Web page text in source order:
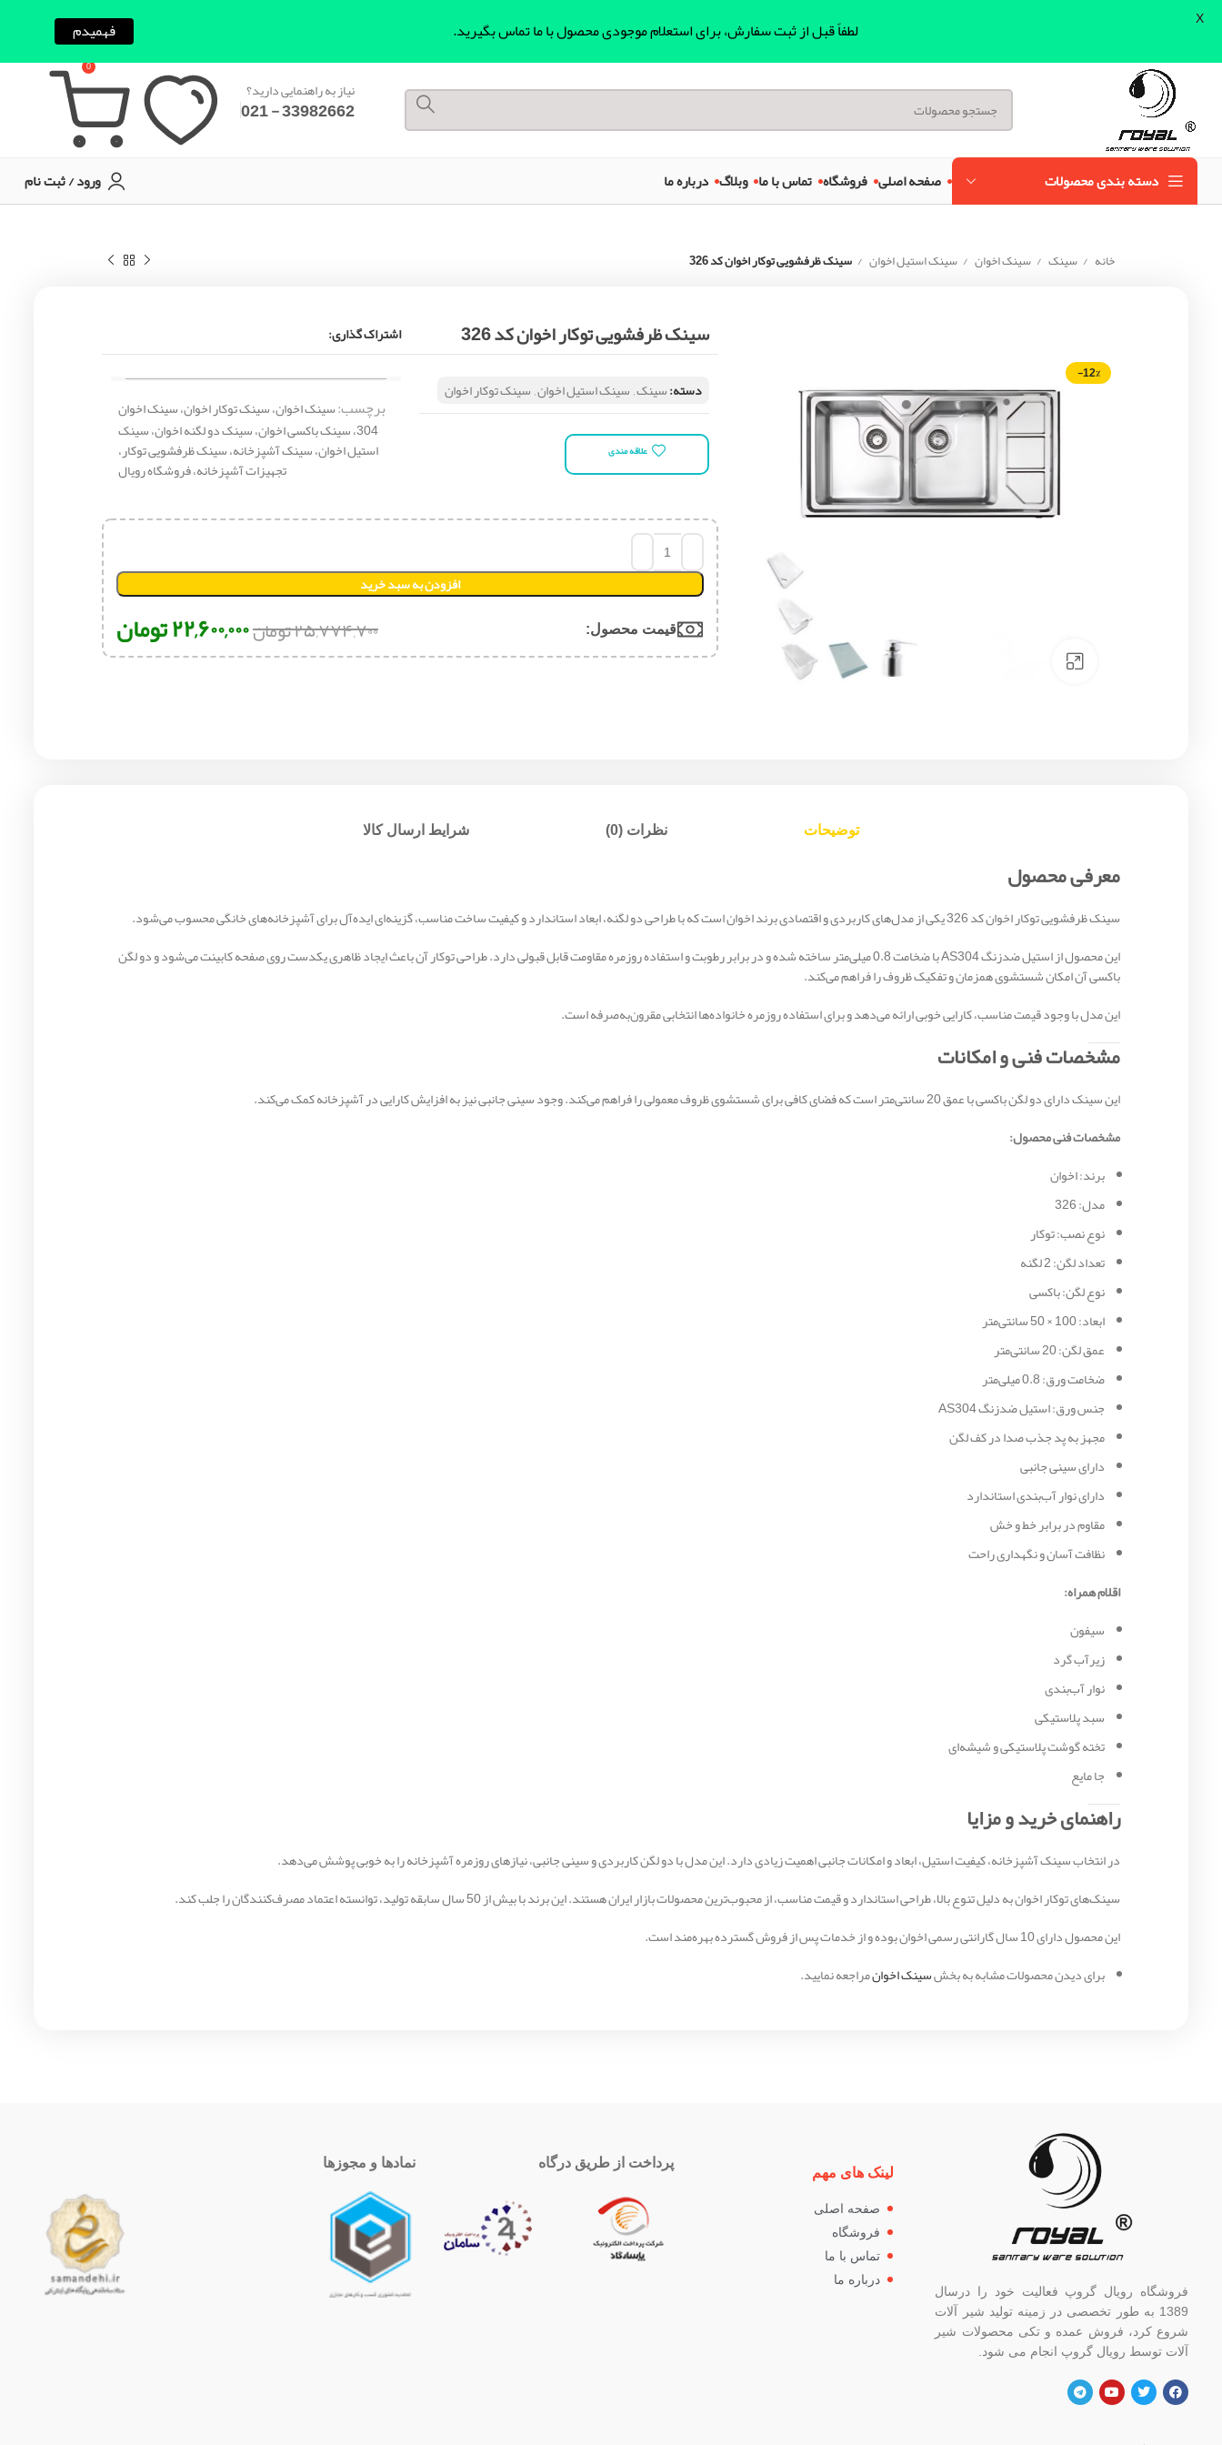
نیاز به راهنمایی دارید؟
33982662 - 021
0
دسته بندی محصولات صفحه اصلی فروشگاه تماس با ما وبلاگ درباره ما ورود / ثبت نام
خانه سینک سینک اخوان سینک استیل اخوان سینک ظرفشویی توکار اخوان کد 326
-12%
سینک ظرفشویی توکار اخوان کد 326 اشتراک گذاری:
دسته:سینک,سینک استیل اخوان,سینک توکار اخوان
علاقه مندی
برچسب:سینک اخوان، سینک توکار اخوان، سینک اخوان
304، سینک باکسی اخوان، سینک دو لگنه اخوان، سینک
استیل اخوان، سینک آشپزخانه، سینک ظرفشویی توکار،
تجهیزات آشپزخانه، فروشگاه رویال
افزودن به سبد خرید
قیمت محصول:​ ۲۵,۷۷۴,۷۰۰تومان۲۲,۶۰۰,۰۰۰تومان
توضیحات نظرات (0) شرایط ارسال کالا
معرفی محصول
سینک ظرفشویی توکار اخوان کد 326 یکی از مدل‌های کاربردی و اقتصادی برند اخوان است که با طراحی دو لگنه، ابعاد استاندارد و کیفیت ساخت مناسب، گزینه‌ای ایده‌آل برای آشپزخانه‌های خانگی محسوب می‌شود.
این محصول از استیل ضدزنگ AS304 با ضخامت 0.8 میلی‌متر ساخته شده و در برابر رطوبت و استفاده روزمره مقاومت قابل قبولی دارد. طراحی توکار آن باعث ایجاد ظاهری یکدست روی صفحه کابینت می‌شود و دو لگن
باکسی آن امکان شستشوی همزمان و تفکیک ظروف را فراهم می‌کند.
این مدل با وجود قیمت مناسب، کارایی خوبی ارائه می‌دهد و برای استفاده روزمره خانواده‌ها انتخابی مقرون‌به‌صرفه است.
مشخصات فنی و امکانات
این سینک دارای دو لگن باکسی با عمق 20 سانتی‌متر است که فضای کافی برای شستشوی ظروف معمولی را فراهم می‌کند. وجود سینی جانبی نیز به افزایش کارایی در آشپزخانه کمک می‌کند.
مشخصات فنی محصول:
برند: اخوان
مدل: 326
نوع نصب: توکار
تعداد لگن: 2 لگنه
نوع لگن: باکسی
ابعاد: 100 × 50 سانتی‌متر
عمق لگن: 20 سانتی‌متر
ضخامت ورق: 0.8 میلی‌متر
جنس ورق: استیل ضدزنگ AS304
مجهز به پد جذب صدا در کف لگن
دارای سینی جانبی
دارای نوار آب‌بندی استاندارد
مقاوم در برابر خط و خش
نظافت آسان و نگهداری راحت
اقلام همراه:
سیفون
زیرآب گرد
نوار آب‌بندی
سبد پلاستیکی
تخته گوشت پلاستیکی و شیشه‌ای
جا مایع
راهنمای خرید و مزایا
در انتخاب سینک آشپزخانه، کیفیت استیل، ابعاد و امکانات جانبی اهمیت زیادی دارد. این مدل با دو لگن کاربردی و سینی جانبی، نیازهای روزمره آشپزخانه را به خوبی پوشش می‌دهد.
سینک‌های توکار اخوان به دلیل تنوع بالا، طراحی استاندارد و قیمت مناسب، از محبوب‌ترین محصولات بازار ایران هستند. این برند با بیش از 50 سال سابقه تولید، توانسته اعتماد مصرف‌کنندگان را جلب کند.
این محصول دارای 10 سال گارانتی رسمی اخوان بوده و از خدمات پس از فروش گسترده بهره‌مند است.
برای دیدن محصولات مشابه به بخشسینک اخوانمراجعه نمایید.
فروشگاه رویال گروپ فعالیت خود را درسال
1389 به طور تخصصی در زمینه تولید شیر آلات
شروع کرد، فروش عمده و تکی محصولات شیر
آلات توسط رویال گروپ انجام می شود.
لینک های مهم
صفحه اصلی
فروشگاه
تماس با ما
درباره ما
پرداخت از طریق درگاه نمادها و مجوزها
لطفاً قبل از ثبت سفارش، برای استعلام موجودی محصول با ما تماس بگیرید. فهمیدم X